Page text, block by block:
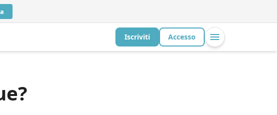
Iscriviti Accesso